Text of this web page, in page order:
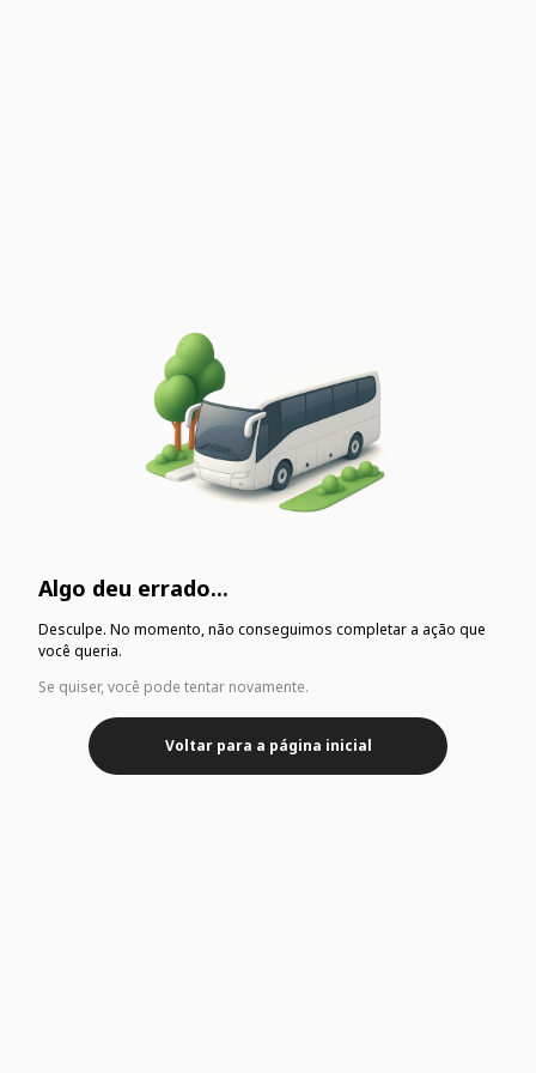
Algo deu errado...
Desculpe. No momento, não conseguimos completar a ação que
você queria.
Se quiser, você pode tentar novamente.
Voltar para a página inicial